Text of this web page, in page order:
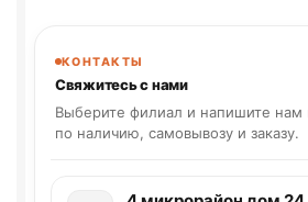
КОНТАКТЫ
Свяжитесь с нами
Выберите филиал и напишите нам
по наличию, самовывозу и заказу.